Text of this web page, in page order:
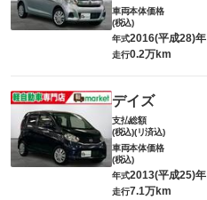
車両本体価格
(税込)
年式2016(平成28)年
走行0.2万km
デイズ
支払総額
(税込)(リ済込)
車両本体価格
(税込)
年式2013(平成25)年
走行7.1万km